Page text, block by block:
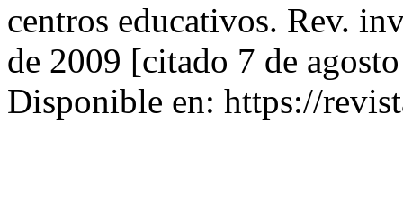
centros educativos. Rev.
de 2009 [citado 7 de
Disponible en: https://